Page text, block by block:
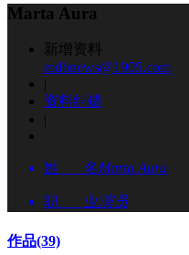
Marta Aura
新增资料
mdbnews@1905.com
|
资料纠错
|
姓 名Marta Aura
职 业演员
作品(39)